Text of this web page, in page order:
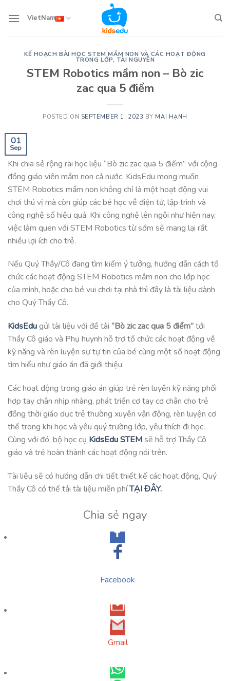
VietNam
KẾ HOẠCH BÀI HỌC STEM MẦM NON VÀ CÁC HOẠT ĐỘNG
TRONG LỚP, TÀI NGUYÊN
STEM Robotics mầm non – Bò zic
zac qua 5 điểm
POSTED ON SEPTEMBER 1, 2023 BY MAI HẠNH
01
Sep
Khi chia sẻ rộng rãi học liệu “Bò zic zac qua 5 điểm” với cộng
đồng giáo viên mầm non cả nước, KidsEdu mong muốn
STEM Robotics mầm non không chỉ là một hoạt động vui
chơi thú vị mà còn giúp các bé học về điện tử, lập trình và
công nghệ số hiệu quả. Khi công nghệ lên ngôi như hiện nay,
việc làm quen với STEM Robotics từ sớm sẽ mang lại rất
nhiều lợi ích cho trẻ.
Nếu Quý Thầy/Cô đang tìm kiếm ý tưởng, hướng dẫn cách tổ
chức các hoạt động STEM Robotics mầm non cho lớp học
của mình, hoặc cho bé vui chơi tại nhà thì đây là tài liệu dành
cho Quý Thầy Cô.
KidsEdugửi tài liệu với đề tài “Bò zic zac qua 5 điểm”tới
Thầy Cô giáo và Phụ huynh hỗ trợ tổ chức các hoạt động về
kỹ năng và rèn luyện sự tự tin của bé cùng một số hoạt động
tìm hiểu như giáo án đã giới thiệu.
Các hoạt động trong giáo án giúp trẻ rèn luyện kỹ năng phối
hợp tay chân nhịp nhàng, phát triển cơ tay cơ chân cho trẻ
đồng thời giáo dục trẻ thường xuyên vận động, rèn luyện cơ
thể trong khi học và yêu quý trường lớp, yêu thích đi học.
Cùng với đó, bộ học cụ KidsEdu STEMsẽ hỗ trợ Thầy Cô
giáo và trẻ hoàn thành các hoạt động nói trên.
Tài liệu sẽ có hướng dẫn chi tiết thiết kế các hoạt động, Quý
Thầy Cô có thể tải tài liệu miễn phíTẠI ĐÂY.
Chia sẻ ngay
Facebook
Gmail